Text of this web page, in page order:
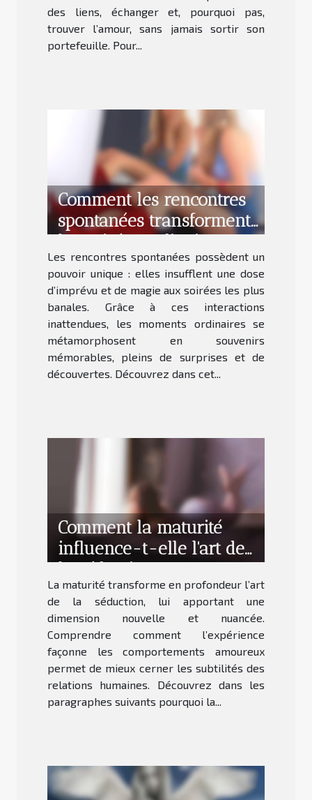
des liens, échanger et, pourquoi pas,
trouver l’amour, sans jamais sortir son
portefeuille. Pour...
Comment les rencontres
spontanées transforment
les soirées ordinaires ?
Les rencontres spontanées possèdent un
pouvoir unique : elles insufflent une dose
d’imprévu et de magie aux soirées les plus
banales. Grâce à ces interactions
inattendues, les moments ordinaires se
métamorphosent en souvenirs
mémorables, pleins de surprises et de
découvertes. Découvrez dans cet...
Comment la maturité
influence-t-elle l'art de
la séduction ?
La maturité transforme en profondeur l’art
de la séduction, lui apportant une
dimension nouvelle et nuancée.
Comprendre comment l’expérience
façonne les comportements amoureux
permet de mieux cerner les subtilités des
relations humaines. Découvrez dans les
paragraphes suivants pourquoi la...